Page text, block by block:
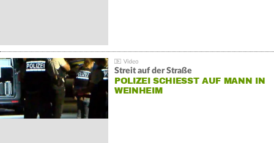
Streit auf der Straße
POLIZEI SCHIESST AUF MANN IN W
EINHEIM